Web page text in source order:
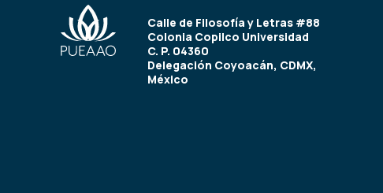
Calle de Filosofía y Letras #88
Colonia Copilco Universidad
C. P. 04360
Delegación Coyoacán, CDMX,
México